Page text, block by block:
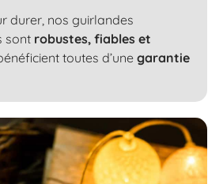
durer, nos guirlandes
sont robustes, fiables et
toutes d’une garantie